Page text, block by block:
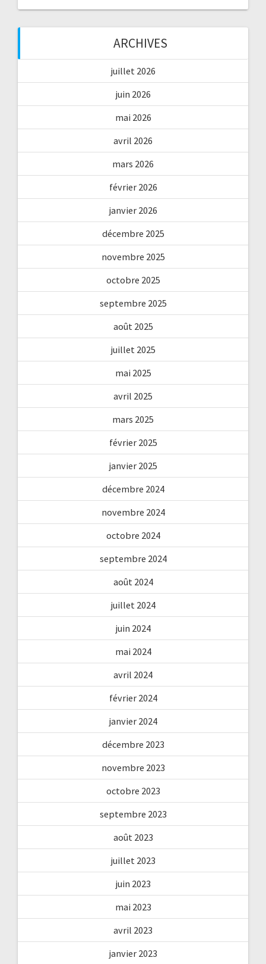
ARCHIVES
juillet 2026
juin 2026
mai 2026
avril 2026
mars 2026
février 2026
janvier 2026
décembre 2025
novembre 2025
octobre 2025
septembre 2025
août 2025
juillet 2025
mai 2025
avril 2025
mars 2025
février 2025
janvier 2025
décembre 2024
novembre 2024
octobre 2024
septembre 2024
août 2024
juillet 2024
juin 2024
mai 2024
avril 2024
février 2024
janvier 2024
décembre 2023
novembre 2023
octobre 2023
septembre 2023
août 2023
juillet 2023
juin 2023
mai 2023
avril 2023
janvier 2023